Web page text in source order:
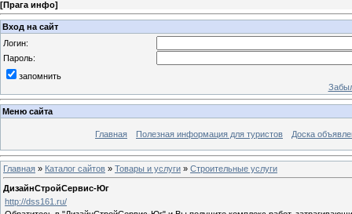
[Прага инфо]
Вход на сайт
Логин:
Пароль:
запомнить
Меню сайта
Главная Полезная информация для туристов Доска
Главная » Каталог сайтов » Товары и услуги » Строительные услуги
ДизайнСтройСервис-Юг
http://dss161.ru/